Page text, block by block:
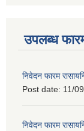
उपलब्ध
निवेदन फारम
Post date: 11/
निवेदन फारम